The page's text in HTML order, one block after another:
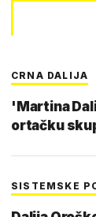
CRNA DALIJA
'Martina
ortačku
SISTEMSKE